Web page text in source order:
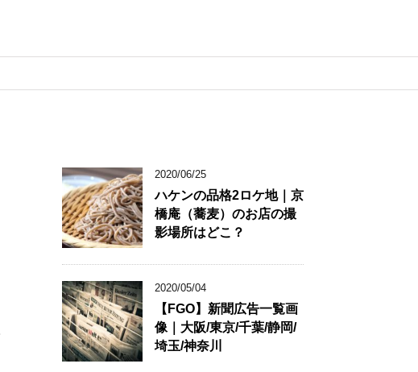
2020/06/25
ハケンの品格2ロケ地｜京
橋庵（蕎麦）のお店の撮
影場所はどこ？
2020/05/04
【FGO】新聞広告一覧画
像｜大阪/東京/千葉/静岡/
埼玉/神奈川